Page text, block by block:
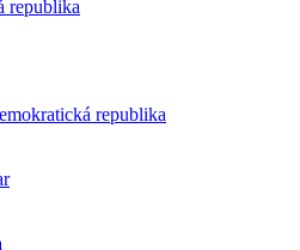
republika
republika